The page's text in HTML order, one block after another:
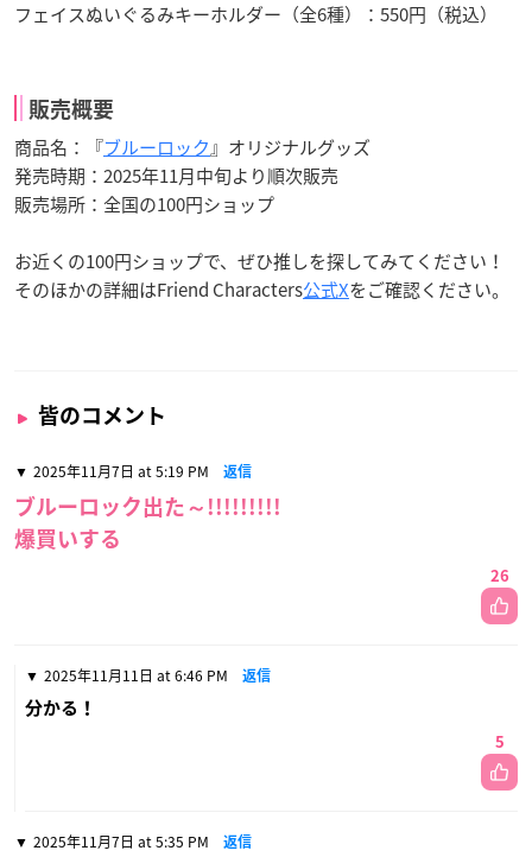
フェイスぬいぐるみキーホルダー（全6種）：550円（税込）
販売概要
商品名：『ブルーロック』オリジナルグッズ
発売時期：2025年11月中旬より順次販売
販売場所：全国の100円ショップ
お近くの100円ショップで、ぜひ推しを探してみてください！
そのほかの詳細はFriend Characters公式Xをご確認ください。
皆のコメント
2025年11月7日 at 5:19 PM 返信
ブルーロック出た～!!!!!!!!!
爆買いする
26
2025年11月11日 at 6:46 PM 返信
分かる！
5
2025年11月7日 at 5:35 PM 返信